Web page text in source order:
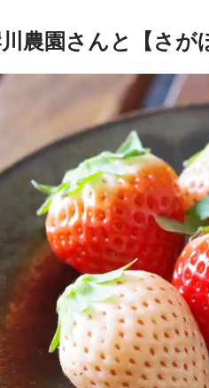
農園さんと【さが